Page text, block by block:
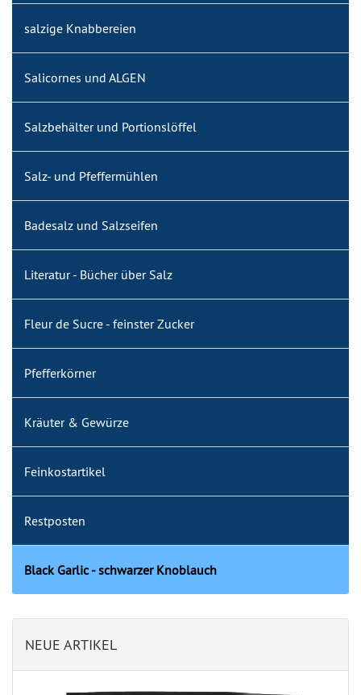
salzige Knabbereien
Salicornes und ALGEN
Salzbehälter und Portionslöffel
Salz- und Pfeffermühlen
Badesalz und Salzseifen
Literatur - Bücher über Salz
Fleur de Sucre - feinster Zucker
Pfefferkörner
Kräuter & Gewürze
Feinkostartikel
Restposten
Black Garlic - schwarzer Knoblauch
NEUE ARTIKEL